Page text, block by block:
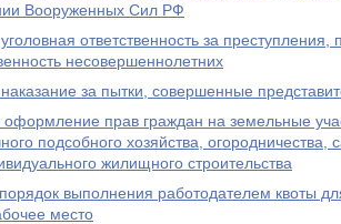
Вооруженных Сил РФ
ответственность за
несовершеннолетних
за пытки, совершенные
прав граждан на земельные
подсобного хозяйства, огородничества,
жилищного строительства
выполнения работодателем квоты
место